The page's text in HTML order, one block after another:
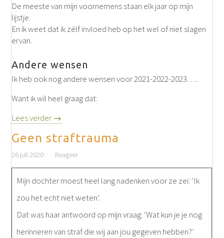
De meeste van mijn voornemens staan elk jaar op mijn
lijstje.
En ik weet dat ik zélf invloed heb op het wel of niet slagen
ervan.
Andere wensen
Ik heb ook nog andere wensen voor 2021-2022-2023…..
Want ik wil heel graag dat:
Lees verder →
Geen straftrauma
26 juli 2020 Reageer
Mijn dochter moest heel lang nadenken voor ze zei: ‘Ik
zou het echt niet weten’.
Dat was haar antwoord op mijn vraag: ‘Wat kun je je nog
herinneren van straf die wij aan jou gegeven hebben?’